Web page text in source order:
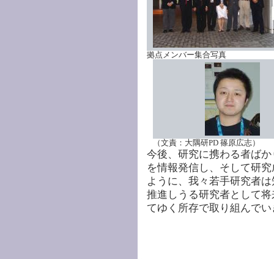
拠点メンバー集合写真
（文責：大隅研PD 篠原広志）
今後、研究に携わる者ば
を情報発信し、そして研
ように、我々若手研究者
推進しうる研究者として
てゆく所存で取り組んで